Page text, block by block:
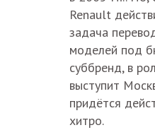
Renault
задача
моделей под
суббренд, в
выступит
придётся
хитро.